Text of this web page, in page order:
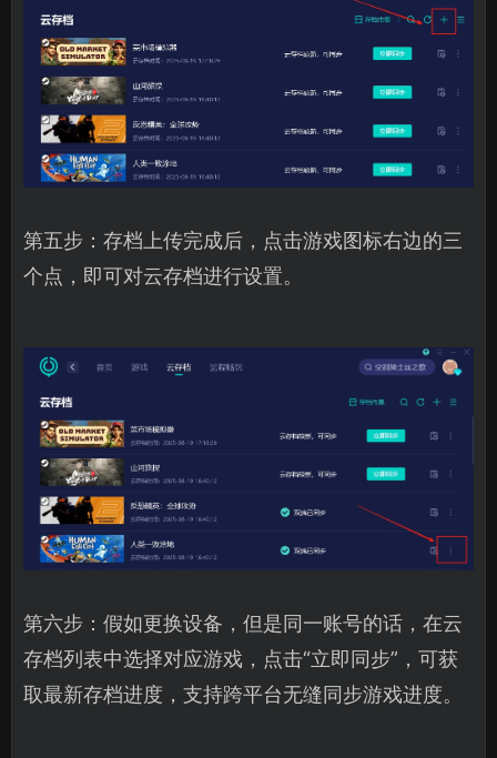
第五步：存档上传完成后，点击游戏图标右边的三
个点，即可对云存档进行设置。
第六步：假如更换设备，但是同一账号的话，在云
存档列表中选择对应游戏，点击“立即同步”，可获
取最新存档进度，支持跨平台无缝同步游戏进度。